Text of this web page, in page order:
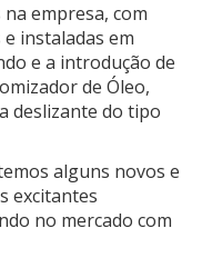
empresa, com
instaladas em
e a introdução de
de Óleo,
deslizante do tipo
alguns novos e
excitantes
no mercado com